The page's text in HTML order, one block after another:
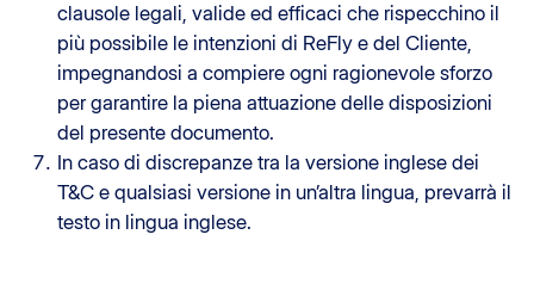
clausole legali, valide ed efficaci che rispecchino il
più possibile le intenzioni di ReFly e del Cliente,
impegnandosi a compiere ogni ragionevole sforzo
per garantire la piena attuazione delle disposizioni
del presente documento.
In caso di discrepanze tra la versione inglese dei
T&C e qualsiasi versione in un’altra lingua, prevarrà il
testo in lingua inglese.